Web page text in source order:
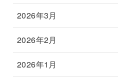
2026年3月
2026年2月
2026年1月